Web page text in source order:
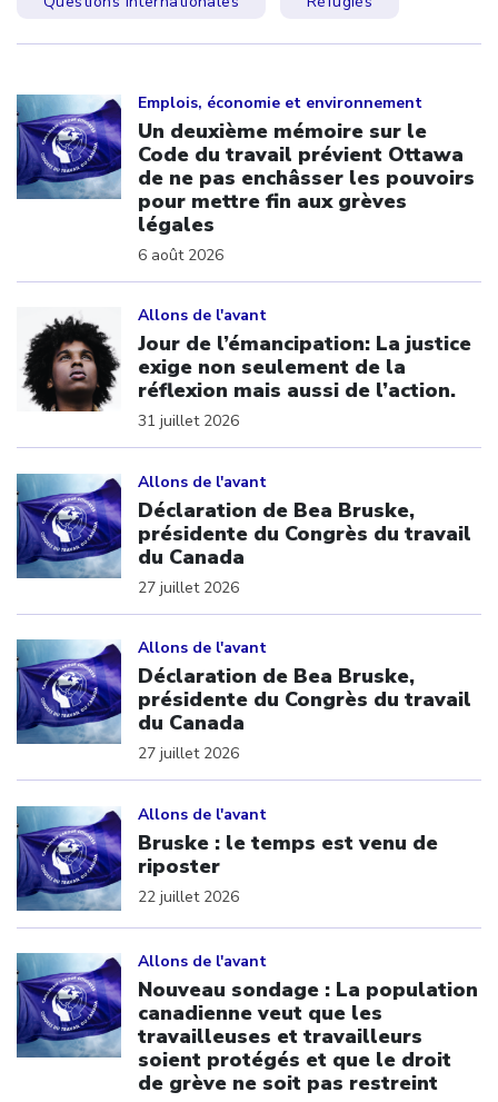
Emplois, économie et environnement
Un deuxième mémoire sur le
Code du travail prévient Ottawa
de ne pas enchâsser les pouvoirs
pour mettre fin aux grèves
légales
6 août 2026
Allons de l'avant
Jour de l’émancipation: La justice
exige non seulement de la
réflexion mais aussi de l’action.
31 juillet 2026
Allons de l'avant
Déclaration de Bea Bruske,
présidente du Congrès du travail
du Canada
27 juillet 2026
Allons de l'avant
Déclaration de Bea Bruske,
présidente du Congrès du travail
du Canada
27 juillet 2026
Allons de l'avant
Bruske : le temps est venu de
riposter
22 juillet 2026
Allons de l'avant
Nouveau sondage : La population
canadienne veut que les
travailleuses et travailleurs
soient protégés et que le droit
de grève ne soit pas restreint